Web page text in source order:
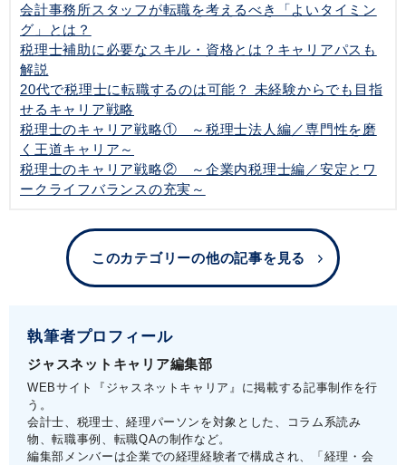
会計事務所スタッフが転職を考えるべき「よいタイミン
グ」とは？
税理士補助に必要なスキル・資格とは？キャリアパスも
解説
20代で税理士に転職するのは可能？ 未経験からでも目指
せるキャリア戦略
税理士のキャリア戦略① ～税理士法人編／専門性を磨
く王道キャリア～
税理士のキャリア戦略② ～企業内税理士編／安定とワ
ークライフバランスの充実～
このカテゴリーの他の記事を見る
執筆者プロフィール
ジャスネットキャリア編集部
WEBサイト『ジャスネットキャリア』に掲載する記事制作を行
う。
会計士、税理士、経理パーソンを対象とした、コラム系読み
物、転職事例、転職QAの制作など。
編集部メンバーは企業での経理経験者で構成され、「経理・会